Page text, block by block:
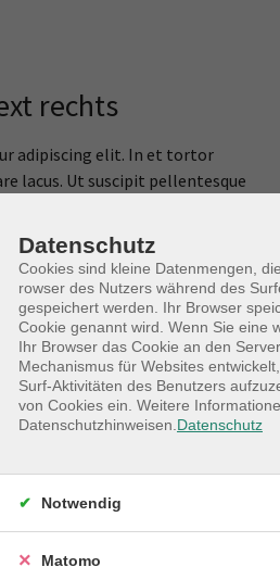
rechts
adipiscing elit. In et tortor
lacus. Ut suscipit pellentesque
Donec mollis tortor vitae
ac tortor in, posuere blandit
enim mi ultrices ipsum, vel
dictum.
elit vestibulum sagittis nec nec
facilisis. Nullam nisl mauris,
Pellentesque sagittis bibendum
Datenschutz
Cookies sind kleine Datenmengen,
rowser des Nutzers während des
gespeichert werden. Ihr Browser
Cookie genannt wird. Wenn Sie eine
Ihr Browser das Cookie an den
Mechanismus für Websites
Surf-Aktivitäten des Benutzers
von Cookies ein. Weitere
Datenschutzhinweisen. Datenschutz
Notwendig
Matomo